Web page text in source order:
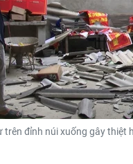
đỉnh núi xuống gây thiệt